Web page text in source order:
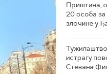
Приштина,
20 особа
злочине у
истрагу
Стевана